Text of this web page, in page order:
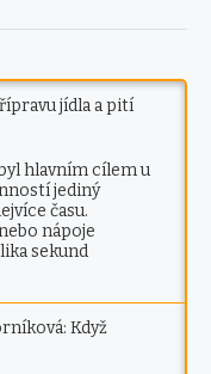
jídla a pití
hlavním cílem u
jediný
času.
nápoje
sekund
Když